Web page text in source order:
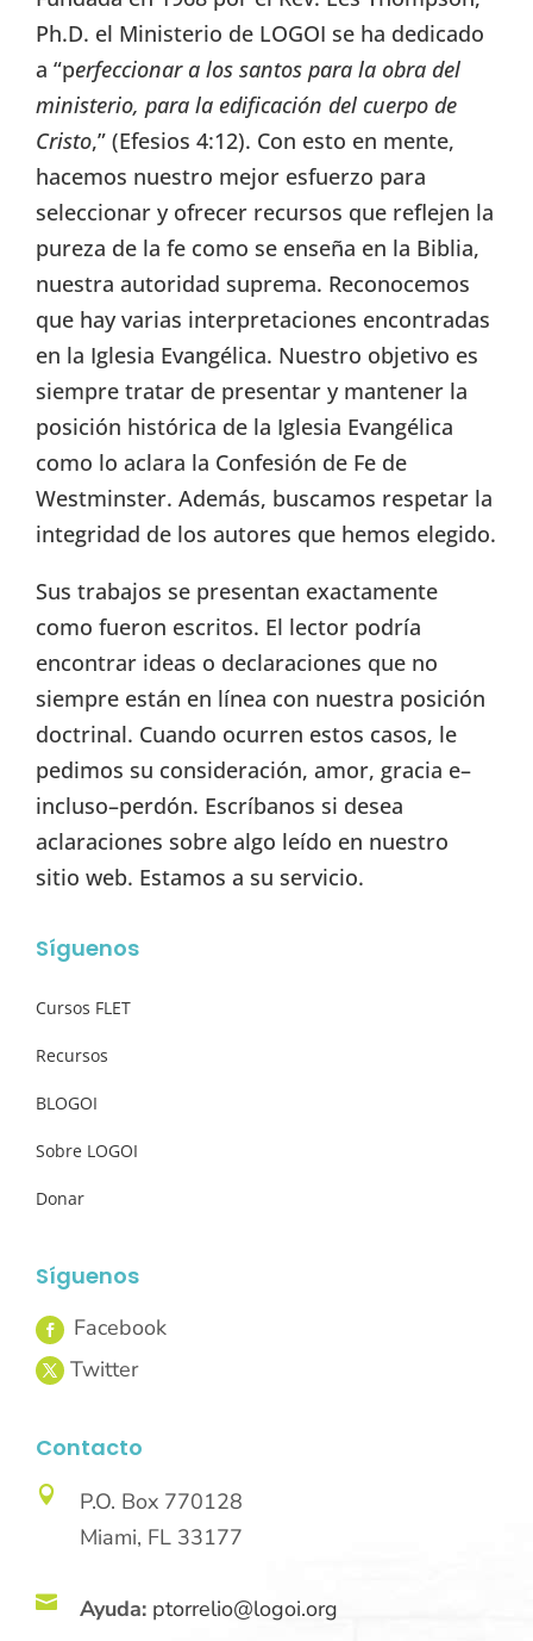
Ph.D. el Ministerio de LOGOI se ha dedicado
a “perfeccionar a los santos para la obra del
ministerio, para la edificación del cuerpo de
Cristo,” (Efesios 4:12). Con esto en mente,
hacemos nuestro mejor esfuerzo para
seleccionar y ofrecer recursos que reflejen la
pureza de la fe como se enseña en la Biblia,
nuestra autoridad suprema. Reconocemos
que hay varias interpretaciones encontradas
en la Iglesia Evangélica. Nuestro objetivo es
siempre tratar de presentar y mantener la
posición histórica de la Iglesia Evangélica
como lo aclara la Confesión de Fe de
Westminster. Además, buscamos respetar la
integridad de los autores que hemos elegido.
Sus trabajos se presentan exactamente
como fueron escritos. El lector podría
encontrar ideas o declaraciones que no
siempre están en línea con nuestra posición
doctrinal. Cuando ocurren estos casos, le
pedimos su consideración, amor, gracia e–
incluso–perdón. Escríbanos si desea
aclaraciones sobre algo leído en nuestro
sitio web. Estamos a su servicio.
Síguenos
Cursos FLET
Recursos
BLOGOI
Sobre LOGOI
Donar
Síguenos
Contacto

P.O. Box 770128
Miami, FL 33177
 Ayuda: ptorrelio@logoi.org